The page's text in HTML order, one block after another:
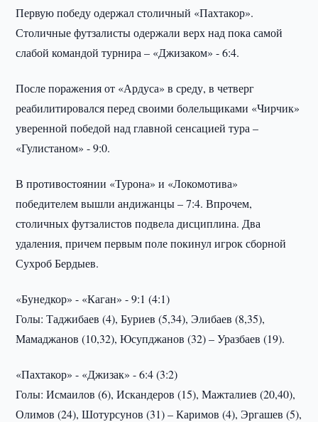
Первую победу одержал столичный «Пахтакор».
Столичные футзалисты одержали верх над пока самой
слабой командой турнира – «Джизаком» - 6:4.
После поражения от «Ардуса» в среду, в четверг
реабилитировался перед своими болельщиками «Чирчик»
уверенной победой над главной сенсацией тура –
«Гулистаном» - 9:0.
В противостоянии «Турона» и «Локомотива»
победителем вышли андижанцы – 7:4. Впрочем,
столичных футзалистов подвела дисциплина. Два
удаления, причем первым поле покинул игрок сборной
Сухроб Бердыев.
«Бунедкор» - «Каган» - 9:1 (4:1)
Голы: Таджибаев (4), Буриев (5,34), Элибаев (8,35),
Мамаджанов (10,32), Юсупджанов (32) – Уразбаев (19).
«Пахтакор» - «Джизак» - 6:4 (3:2)
Голы: Исмаилов (6), Искандеров (15), Мажталиев (20,40),
Олимов (24), Шотурсунов (31) – Каримов (4), Эргашев (5),